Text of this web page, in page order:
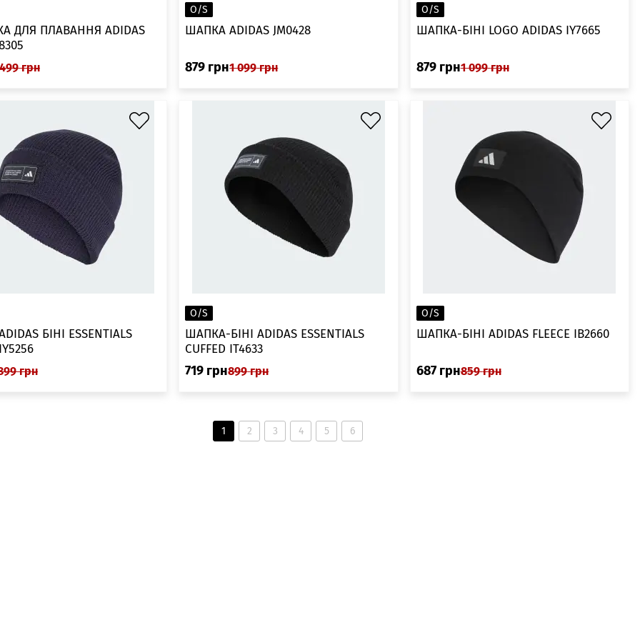
ДЛЯ ПЛАВАННЯ ADIDAS
499 грн
O/S
ШАПКА ADIDAS JM0428
879 грн1 099 грн
O/S
ШАПКА-БІНІ LOGO ADIDAS IY7665
879 грн1 099 грн
БІНІ ESSENTIALS
грн
O/S
ШАПКА-БІНІ ADIDAS ESSENTIALS
CUFFED IT4633
719 грн899 грн
O/S
ШАПКА-БІНІ ADIDAS FLEECE IB2660
687 грн859 грн
1 2 3 4 5 6